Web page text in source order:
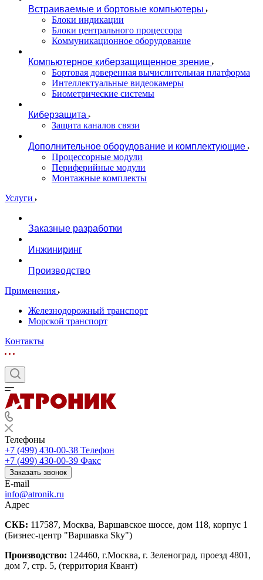
Встраиваемые и бортовые компьютеры
Блоки индикации
Блоки центрального процессора
Коммуникационное оборудование
Компьютерное киберзащищенное зрение
Бортовая доверенная вычислительная платформа
Интеллектуальные видеокамеры
Биометрические системы
Киберзащита
Защита каналов связи
Дополнительное оборудование и комплектующие
Процессорные модули
Периферийные модули
Монтажные комплекты
Услуги
Заказные разработки
Инжиниринг
Производство
Применения
Железнодорожный транспорт
Морской транспорт
Контакты
Телефоны
+7 (499) 430-00-38 Телефон
+7 (499) 430-00-39 Факс
Заказать звонок
E-mail
info@atronik.ru
Адрес
СКБ: 117587, Москва, Варшавское шоссе, дом 118, корпус 1
(Бизнес-центр "Варшавка Sky")
Производство: 124460, г.Москва, г. Зеленоград, проезд 4801,
дом 7, стр. 5, (территория Квант)